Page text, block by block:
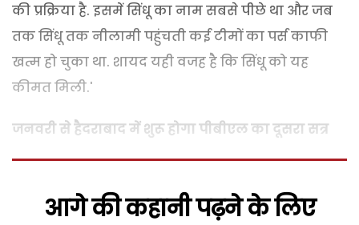
की प्रक्रिया है. इसमें सिंधू का नाम सबसे पीछे था और जब
तक सिंधू तक नीलामी पहुंचती कई टीमों का पर्स काफी
खत्म हो चुका था. शायद यही वजह है कि सिंधू को यह
कीमत मिली.'
जनवरी से हैदराबाद में शुरू होगा पीबीएल का दूसरा सत्र
आगे की कहानी पढ़ने के लिए